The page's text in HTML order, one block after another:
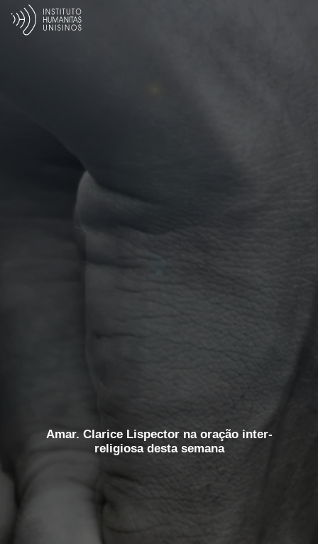
Amar. Clarice Lispector na oração inter-
religiosa desta semana